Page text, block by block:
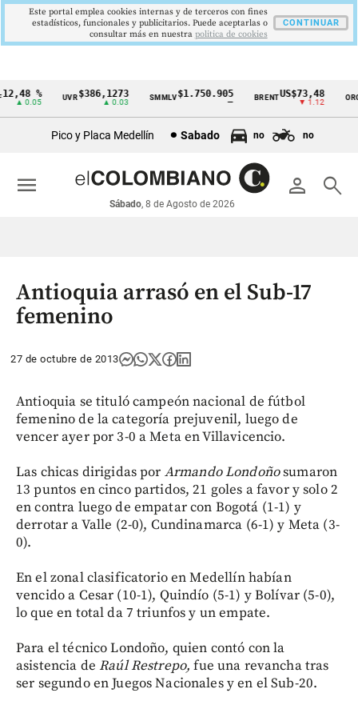
Cintillo
económicos
Colombia
%
▲ 0.05
UVR$386,1273
▲ 0.03
SMMLV$1.750.905 BRENTUS$73,48
▼ 1.12
ORO
Pico y Placa Medellín Sabado no no
person search
Sábado, 8 de Agosto de 2026
menu
Antioquia arrasó en el Sub-17
femenino
27 de octubre de 2013
Antioquia se tituló campeón nacional de fútbol
femenino de la categoría prejuvenil, luego de
vencer ayer por 3-0 a Meta en Villavicencio.
Las chicas dirigidas por Armando Londoñosumaron
13 puntos en cinco partidos, 21 goles a favor y solo 2
en contra luego de empatar con Bogotá (1-1) y
derrotar a Valle (2-0), Cundinamarca (6-1) y Meta (3-
0).
En el zonal clasificatorio en Medellín habían
vencido a Cesar (10-1), Quindío (5-1) y Bolívar (5-0),
lo que en total da 7 triunfos y un empate.
Para el técnico Londoño, quien contó con la
asistencia deRaúl Restrepo,fue una revancha tras
ser segundo en Juegos Nacionales y en el Sub-20.
Este portal emplea cookies internas y de terceros con fines
estadísticos, funcionales y publicitarios. Puede aceptarlas o
consultar más en nuestra politica de cookies
CONTINUAR